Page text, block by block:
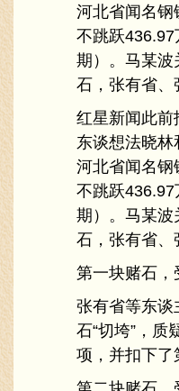
河北省闻名钢
不跳跃436.97
期）。马某波
石，张有省、
红星新闻此前
东谈想法晓
河北省闻名钢
不跳跃436.97
期）。马某波
石，张有省、
第一块赌石，
张有省等东谈
石“切垮”，
项，并扣下了